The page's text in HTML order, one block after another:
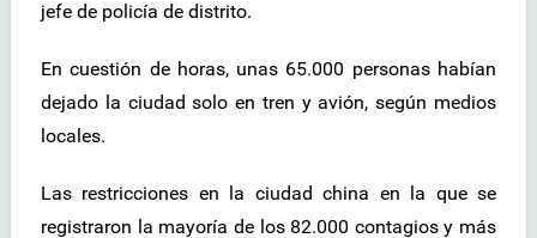
jefe de policía de distrito.
En cuestión de horas, unas 65.000 personas habían
dejado la ciudad solo en tren y avión, según medios
locales.
Las restricciones en la ciudad china en la que se
registraron la mayoría de los 82.000 contagios y más